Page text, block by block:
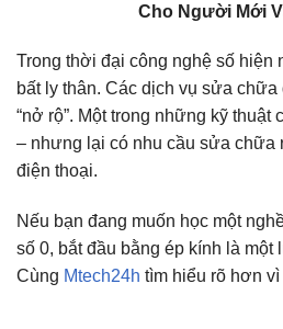
Cho Người Mới
Trong thời đại công nghệ số hiện
bất ly thân. Các dịch vụ sửa
“nở rộ”. Một trong những kỹ thuật
– nhưng lại có nhu cầu sửa chữa
điện thoại.
Nếu bạn đang muốn học một
số 0, bắt đầu bằng ép kính là một
Cùng Mtech24h tìm hiểu rõ hơn vì